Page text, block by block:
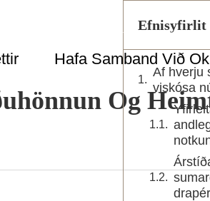
Hafa Samband Við
Og
Efnisyfirlit
Af hverju
viskósa